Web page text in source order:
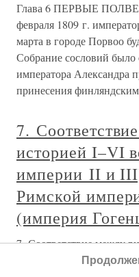
Глава 6 ПЕРВЫЕ
февраля 1809 г.
марта в городе Порвоо
Собрание сословий было
императора Александра
принесения
7.
историей I–VI
империи II и
Римской
(империя
7. Соответствие между
(Римские империи II и